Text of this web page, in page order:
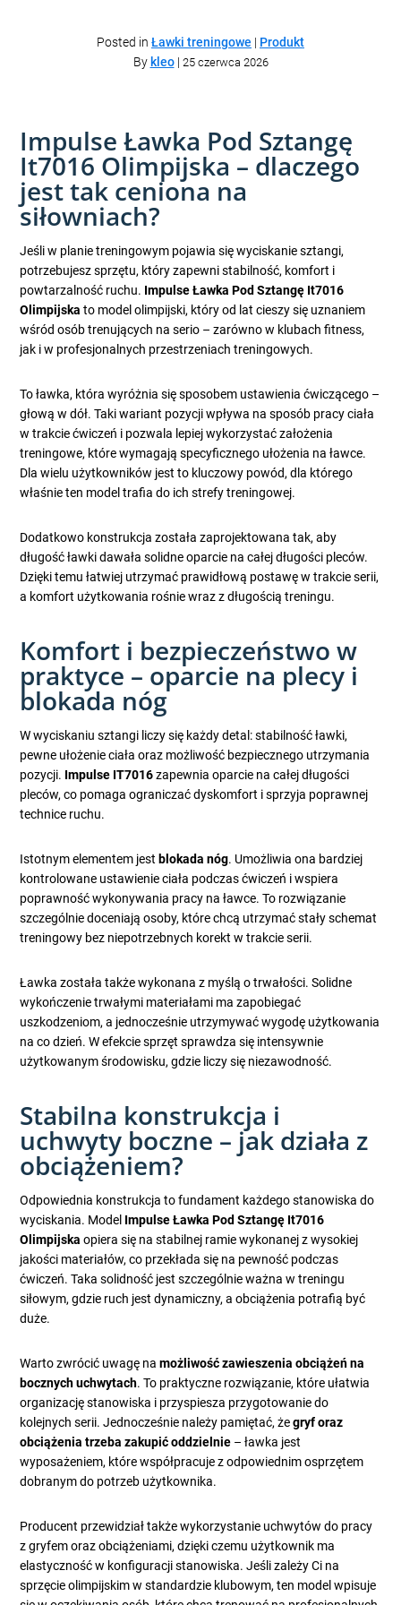
Posted in Ławki treningowe | Produkt
By kleo| 25 czerwca 2026
Impulse Ławka Pod Sztangę
It7016 Olimpijska – dlaczego
jest tak ceniona na
siłowniach?
Jeśli w planie treningowym pojawia się wyciskanie sztangi,
potrzebujesz sprzętu, który zapewni stabilność, komfort i
powtarzalność ruchu. Impulse Ławka Pod Sztangę It7016
Olimpijska to model olimpijski, który od lat cieszy się uznaniem
wśród osób trenujących na serio – zarówno w klubach fitness,
jak i w profesjonalnych przestrzeniach treningowych.
To ławka, która wyróżnia się sposobem ustawienia ćwiczącego –
głową w dół. Taki wariant pozycji wpływa na sposób pracy ciała
w trakcie ćwiczeń i pozwala lepiej wykorzystać założenia
treningowe, które wymagają specyficznego ułożenia na ławce.
Dla wielu użytkowników jest to kluczowy powód, dla którego
właśnie ten model trafia do ich strefy treningowej.
Dodatkowo konstrukcja została zaprojektowana tak, aby
długość ławki dawała solidne oparcie na całej długości pleców.
Dzięki temu łatwiej utrzymać prawidłową postawę w trakcie serii,
a komfort użytkowania rośnie wraz z długością treningu.
Komfort i bezpieczeństwo w
praktyce – oparcie na plecy i
blokada nóg
W wyciskaniu sztangi liczy się każdy detal: stabilność ławki,
pewne ułożenie ciała oraz możliwość bezpiecznego utrzymania
pozycji. Impulse IT7016zapewnia oparcie na całej długości
pleców, co pomaga ograniczać dyskomfort i sprzyja poprawnej
technice ruchu.
Istotnym elementem jest blokada nóg. Umożliwia ona bardziej
kontrolowane ustawienie ciała podczas ćwiczeń i wspiera
poprawność wykonywania pracy na ławce. To rozwiązanie
szczególnie doceniają osoby, które chcą utrzymać stały schemat
treningowy bez niepotrzebnych korekt w trakcie serii.
Ławka została także wykonana z myślą o trwałości. Solidne
wykończenie trwałymi materiałami ma zapobiegać
uszkodzeniom, a jednocześnie utrzymywać wygodę użytkowania
na co dzień. W efekcie sprzęt sprawdza się intensywnie
użytkowanym środowisku, gdzie liczy się niezawodność.
Stabilna konstrukcja i
uchwyty boczne – jak działa z
obciążeniem?
Odpowiednia konstrukcja to fundament każdego stanowiska do
wyciskania. Model Impulse Ławka Pod Sztangę It7016
Olimpijska opiera się na stabilnej ramie wykonanej z wysokiej
jakości materiałów, co przekłada się na pewność podczas
ćwiczeń. Taka solidność jest szczególnie ważna w treningu
siłowym, gdzie ruch jest dynamiczny, a obciążenia potrafią być
duże.
Warto zwrócić uwagę namożliwość zawieszenia obciążeń na
bocznych uchwytach. To praktyczne rozwiązanie, które ułatwia
organizację stanowiska i przyspiesza przygotowanie do
kolejnych serii. Jednocześnie należy pamiętać, żegryf oraz
obciążenia trzeba zakupić oddzielnie – ławka jest
wyposażeniem, które współpracuje z odpowiednim osprzętem
dobranym do potrzeb użytkownika.
Producent przewidział także wykorzystanie uchwytów do pracy
z gryfem oraz obciążeniami, dzięki czemu użytkownik ma
elastyczność w konfiguracji stanowiska. Jeśli zależy Ci na
sprzęcie olimpijskim w standardzie klubowym, ten model wpisuje